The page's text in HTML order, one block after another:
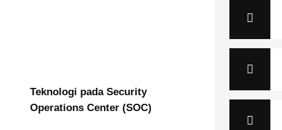
Teknologi pada Security
Operations Center (SOC)